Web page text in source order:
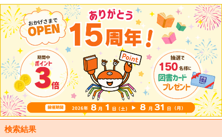
検索結果